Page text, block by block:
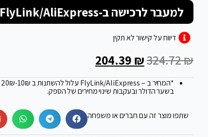
למעבר לרכישה ב-FlyLink/AliExpress
דיווח על קישור לא תקין
324.72₪
204.39 ₪
*המחיר ב – FlyLink/AliExpress עלול להשתנות ב 20 ₪
בשער הדולר ובעקבות שינוי מחירים של הספק.
שתפו מוצר זה עם חברים או משפחה